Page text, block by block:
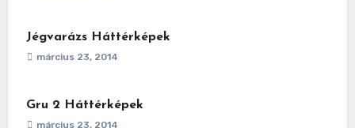
Jégvarázs Háttérképek
március 23, 2014
Gru 2 Háttérképek
március 23, 2014